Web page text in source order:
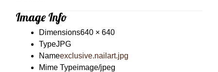
Image Info
Dimensions640 × 640
TypeJPG
Nameexclusive.nailart.jpg
Mime Typeimage/jpeg